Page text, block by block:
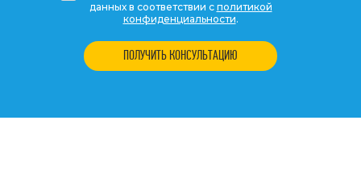
данных в соответствии с политикой
конфиденциальности.
ПОЛУЧИТЬ КОНСУЛЬТАЦИЮ